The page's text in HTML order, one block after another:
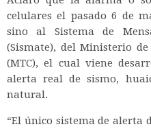
celulares el pasado 6 de
sino al Sistema de
(Sismate), del Ministerio
(MTC), el cual viene
alerta real de sismo,
natural.
“El único sistema de alerta